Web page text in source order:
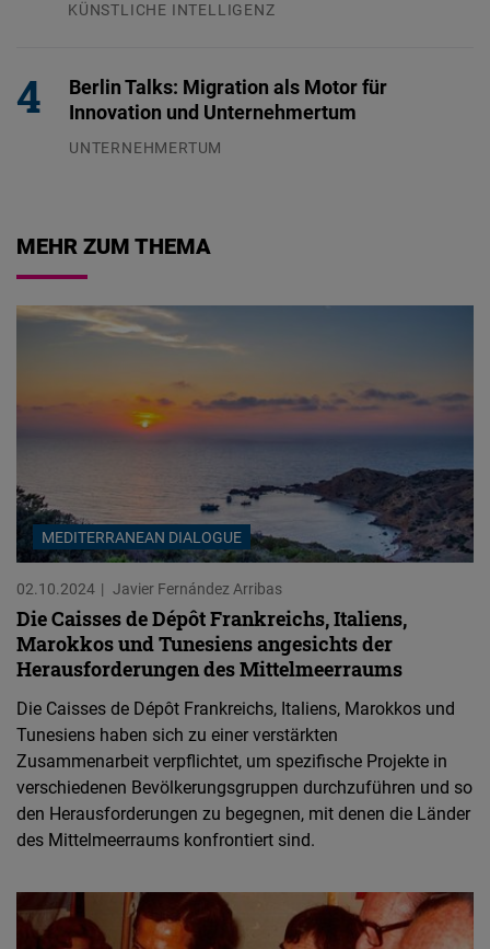
KÜNSTLICHE INTELLIGENZ
Berlin Talks: Migration als Motor für
Innovation und Unternehmertum
UNTERNEHMERTUM
MEHR ZUM THEMA
MEDITERRANEAN DIALOGUE
02.10.2024 Javier Fernández Arribas
Die Caisses de Dépôt Frankreichs, Italiens,
Marokkos und Tunesiens angesichts der
Herausforderungen des Mittelmeerraums
Die Caisses de Dépôt Frankreichs, Italiens, Marokkos und
Tunesiens haben sich zu einer verstärkten
Zusammenarbeit verpflichtet, um spezifische Projekte in
verschiedenen Bevölkerungsgruppen durchzuführen und so
den Herausforderungen zu begegnen, mit denen die Länder
des Mittelmeerraums konfrontiert sind.